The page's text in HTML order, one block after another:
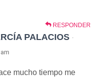
RESPONDER
PALACIOS ·
mucho tiempo me